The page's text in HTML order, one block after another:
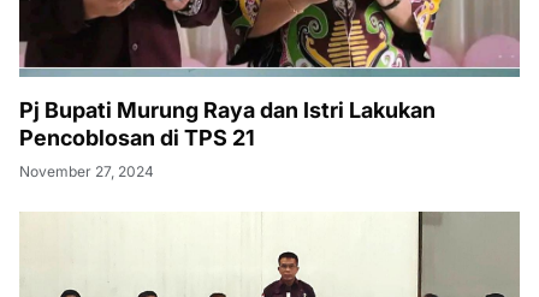
Pj Bupati Murung Raya dan Istri Lakukan
Pencoblosan di TPS 21
November 27, 2024